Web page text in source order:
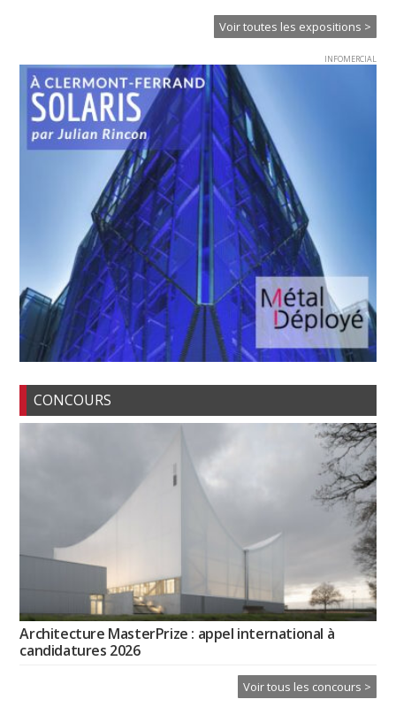
Voir toutes les expositions >
INFOMERCIAL
CONCOURS
Architecture MasterPrize : appel international à
candidatures 2026
Voir tous les concours >